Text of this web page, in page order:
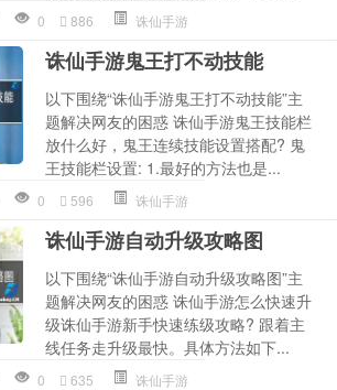
0 886 诛仙手游
诛仙手游鬼王打不动技能
以下围绕“诛仙手游鬼王打不动技能”主
题解决网友的困惑 诛仙手游鬼王技能栏
放什么好，鬼王连续技能设置搭配? 鬼
王技能栏设置: 1.最好的方法也是...
0 596 诛仙手游
诛仙手游自动升级攻略图
以下围绕“诛仙手游自动升级攻略图”主
题解决网友的困惑 诛仙手游怎么快速升
级诛仙手游新手快速练级攻略? 跟着主
线任务走升级最快。具体方法如下...
0 635 诛仙手游